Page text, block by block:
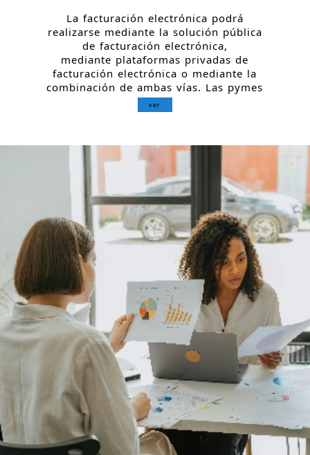
La facturación electrónica podrá
realizarse mediante la solución pública
de facturación electrónica,
mediante plataformas privadas de
facturación electrónica o mediante la
combinación de ambas vías. Las pymes
ver